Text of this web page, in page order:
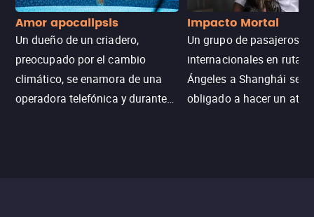
Amor apocalipsis
Un dueño de un criadero,
preocupado por el cambio
climático, se enamora de una
operadora telefónica y durante
Impacto Mortal
Un grupo de pasajeros
internacionales en ruta
Ángeles a Shanghái se ve
obligado a hacer un